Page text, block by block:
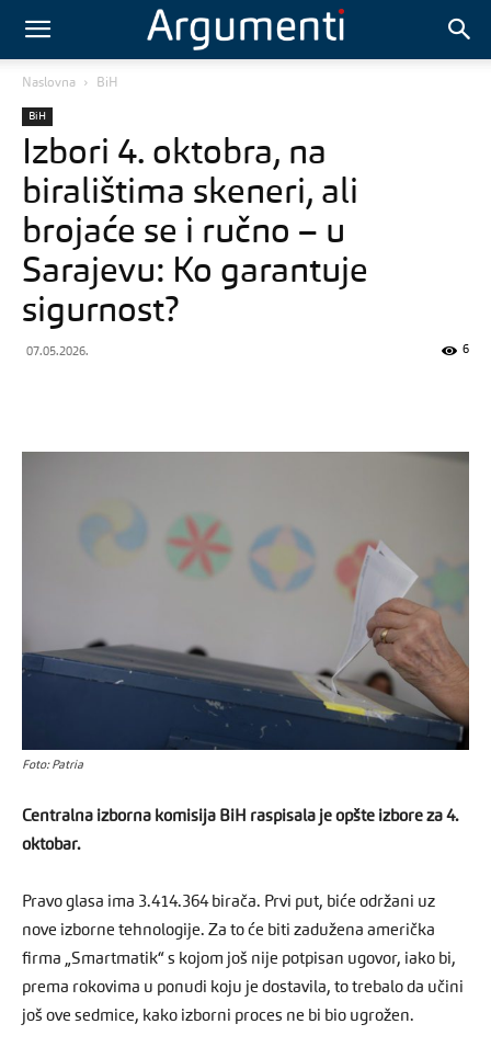
Naslovna BiH
BiH
Izbori 4. oktobra, na
biralištima skeneri, ali
brojaće se i ručno – u
Sarajevu: Ko garantuje
sigurnost?
07.05.2026. 6
Foto: Patria
Centralna izborna komisija BiH raspisala je opšte izbore za 4.
oktobar.
Pravo glasa ima 3.414.364 birača. Prvi put, biće održani uz
nove izborne tehnologije. Za to će biti zadužena američka
firma „Smartmatik“ s kojom još nije potpisan ugovor, iako bi,
prema rokovima u ponudi koju je dostavila, to trebalo da učini
još ove sedmice, kako izborni proces ne bi bio ugrožen.